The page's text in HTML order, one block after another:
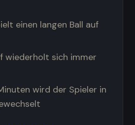
einen langen Ball auf
wiederholt sich immer
wird der Spieler in